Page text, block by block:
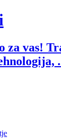
za vas!